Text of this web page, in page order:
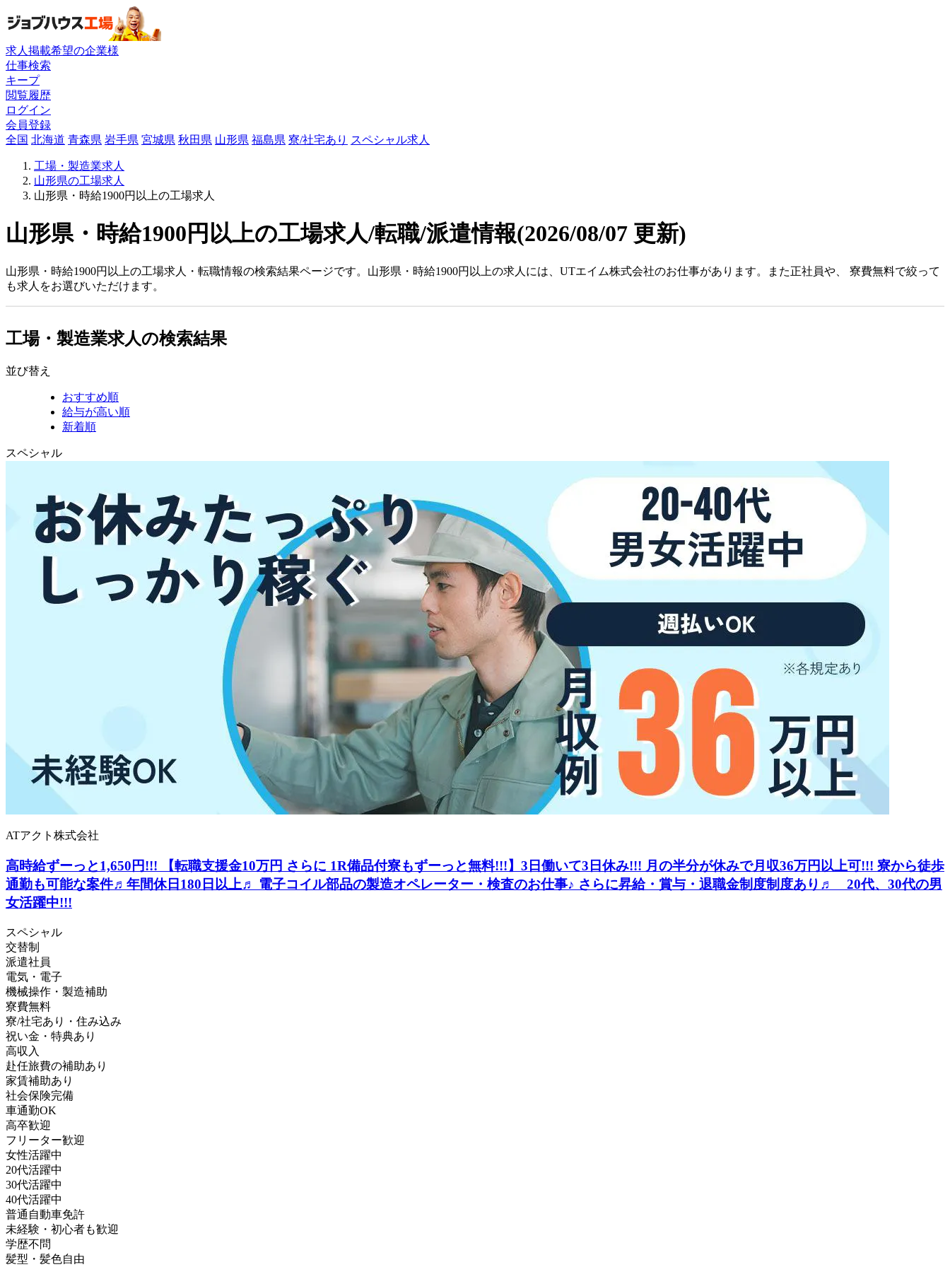
求人掲載希望の企業様
仕事検索
キープ
閲覧履歴
ログイン
会員登録
全国 北海道 青森県 岩手県 宮城県 秋田県 山形県 福島県 寮/社宅あり スペシャル求人
工場・製造業求人
山形県の工場求人
山形県・時給1900円以上の工場求人
山形県・時給1900円以上の工場求人/転職/派遣情報(2026/08/07 更新)
山形県・時給1900円以上の工場求人・転職情報の検索結果ページです。山形県・時給1900円以上の求人には、UTエイム株式会社のお仕事があります。また正社員や、 寮費無料で絞って
も求人をお選びいただけます。
工場・製造業求人の検索結果
並び替え
おすすめ順
給与が高い順
新着順
スペシャル
ATアクト株式会社
高時給ずーっと1,650円!!! 【転職支援金10万円 さらに 1R備品付寮もずーっと無料!!!】3日働いて3日休み!!! 月の半分が休みで月収36万円以上可!!! 寮から徒歩
通勤も可能な案件♬年間休日180日以上♬ 電子コイル部品の製造オペレーター・検査のお仕事♪ さらに昇給・賞与・退職金制度制度あり♬ 20代、30代の男
女活躍中!!!
スペシャル
交替制
派遣社員
電気・電子
機械操作・製造補助
寮費無料
寮/社宅あり・住み込み
祝い金・特典あり
高収入
赴任旅費の補助あり
家賃補助あり
社会保険完備
車通勤OK
高卒歓迎
フリーター歓迎
女性活躍中
20代活躍中
30代活躍中
40代活躍中
普通自動車免許
未経験・初心者も歓迎
学歴不問
髪型・髪色自由